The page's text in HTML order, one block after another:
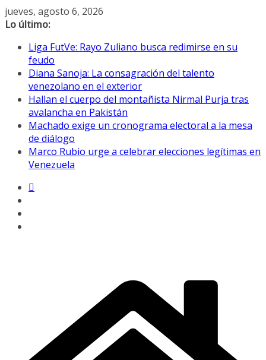
Saltar
al
jueves, agosto 6, 2026
Lo último:
Liga FutVe: Rayo Zuliano busca redimirse en su
feudo
Diana Sanoja: La consagración del talento
venezolano en el exterior
Hallan el cuerpo del montañista Nirmal Purja tras
avalancha en Pakistán
Machado exige un cronograma electoral a la mesa
de diálogo
Marco Rubio urge a celebrar elecciones legítimas en
Venezuela